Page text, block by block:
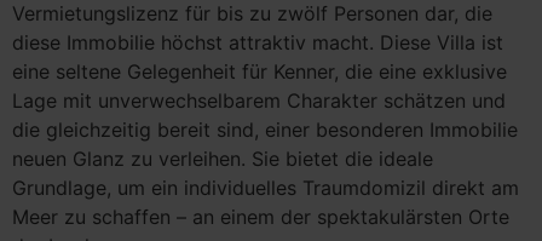
Vermietungslizenz für bis zu zwölf Personen dar, die
diese Immobilie höchst attraktiv macht. Diese Villa ist
eine seltene Gelegenheit für Kenner, die eine exklusive
Lage mit unverwechselbarem Charakter schätzen und
die gleichzeitig bereit sind, einer besonderen Immobilie
neuen Glanz zu verleihen. Sie bietet die ideale
Grundlage, um ein individuelles Traumdomizil direkt am
Meer zu schaffen – an einem der spektakulärsten Orte